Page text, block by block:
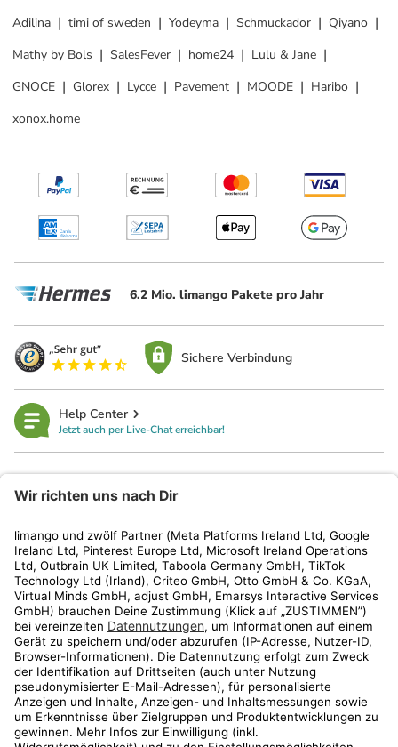
Adilina
timi of sweden Yodeyma Schmuckador
Qiyano
Mathy by Bols
SalesFever home24
Lulu & Jane
GNOCE
Glorex Lycce Pavement MOODE
Haribo
xonox.home
6.2 Mio. limango Pakete pro Jahr
Sichere Verbindung
Help Center
Jetzt auch per Live-Chat erreichbar!
Kundenservice
Shop
Aktionen
Travel